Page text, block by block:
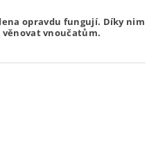
opravdu fungují. Díky nim
věnovat vnoučatům.
S.